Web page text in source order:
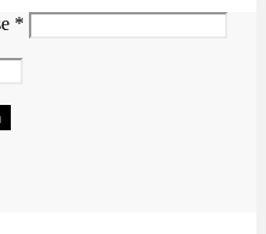
* Erforderlich